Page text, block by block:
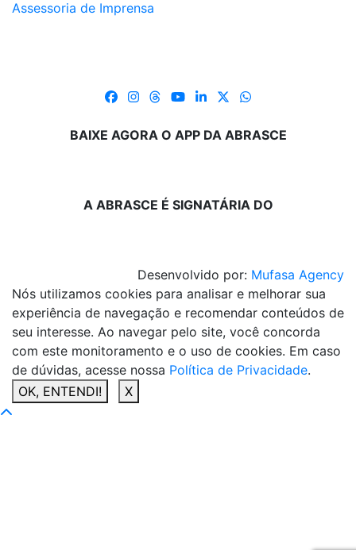
Assessoria de Imprensa
BAIXE AGORA O APP DA ABRASCE
A ABRASCE É SIGNATÁRIA DO
Desenvolvido por: Mufasa Agency
Nós utilizamos cookies para analisar e melhorar sua
experiência de navegação e recomendar conteúdos de
seu interesse. Ao navegar pelo site, você concorda
com este monitoramento e o uso de cookies. Em caso
de dúvidas, acesse nossa Política de Privacidade.
OK, ENTENDI!
X